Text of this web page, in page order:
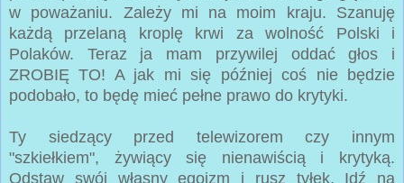
w poważaniu. Zależy mi na moim kraju. Szanuję
każdą przelaną kroplę krwi za wolność Polski i
Polaków. Teraz ja mam przywilej oddać głos i
ZROBIĘ TO! A jak mi się później coś nie będzie
podobało, to będę mieć pełne prawo do krytyki.
Ty siedzący przed telewizorem czy innym
"szkiełkiem", żywiący się nienawiścią i krytyką.
Odstaw swój własny egoizm i rusz tyłek. Idź na